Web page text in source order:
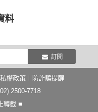
料
訂閱
權政策
防詐騙提醒
2500-7718
轉載 ■